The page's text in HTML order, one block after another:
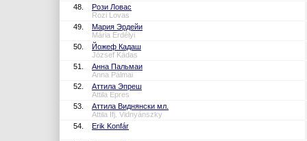
48.
Рози Ловас
Rozi Lovas
49.
Мария Эрдейи
Mária Erdélyi
50.
Йожеф Кадаш
József Kádas
51.
Анна Пальмаи
Anna Pálmai
52.
Аттила Эпреш
Attila Epres
53.
Аттила Виднянски мл.
Attila Ifj. Vidnyánszky
54.
Erik Konfár